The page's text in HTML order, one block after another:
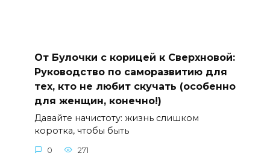
От Булочки с корицей к Сверхновой:
Руководство по саморазвитию для
тех, кто не любит скучать (особенно
для женщин, конечно!)
Давайте начистоту: жизнь слишком
коротка, чтобы быть
0 271